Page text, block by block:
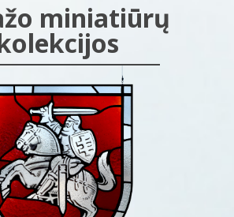
miniatiūrų